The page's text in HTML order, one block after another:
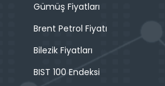
Gümüş Fiyatları
Brent Petrol Fiyatı
Bilezik Fiyatları
BIST 100 Endeksi